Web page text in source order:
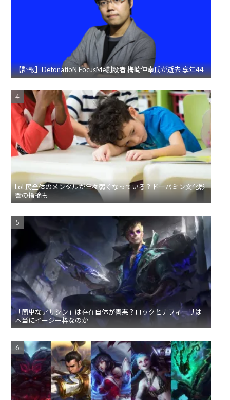
【訃報】DetonatioN FocusMe創設者 梅崎伸幸氏が逝去 享年44
LoL民全体のメンタルが年々弱くなっている？ドーパミン文化影
響の指摘も
「簡単なアサシン」は存在自体が害悪？ロックとナフィーリは
本当にイージー枠なのか